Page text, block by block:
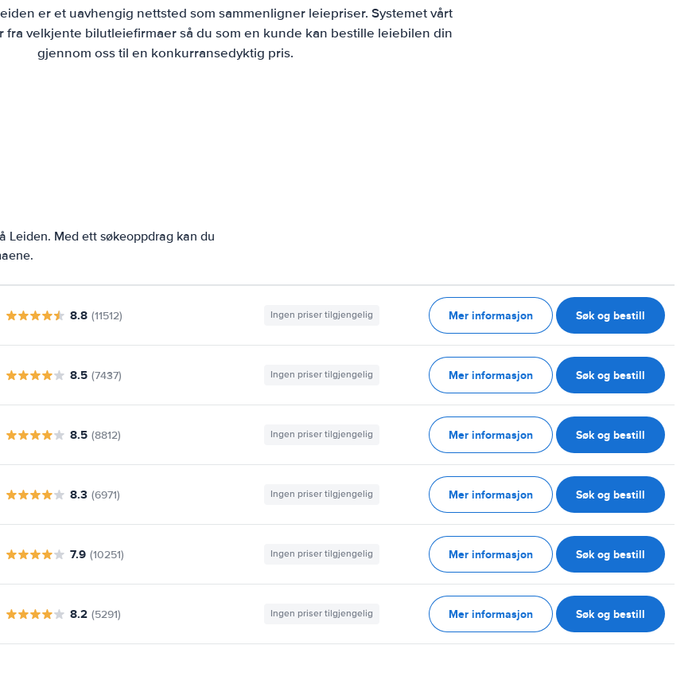
er et uavhengig nettsted som sammenligner leiepriser. Systemet vårt
fra velkjente bilutleiefirmaer så du som en kunde kan bestille leiebilen din
gjennom oss til en konkurransedyktig pris.
Leiden. Med ett søkeoppdrag kan du
8.8 (11512) Ingen priser tilgjengelig Mer informasjon Søk og bestill
8.5 (7437) Ingen priser tilgjengelig Mer informasjon Søk og bestill
8.5 (8812) Ingen priser tilgjengelig Mer informasjon Søk og bestill
8.3 (6971) Ingen priser tilgjengelig Mer informasjon Søk og bestill
7.9 (10251) Ingen priser tilgjengelig Mer informasjon Søk og bestill
8.2 (5291) Ingen priser tilgjengelig Mer informasjon Søk og bestill